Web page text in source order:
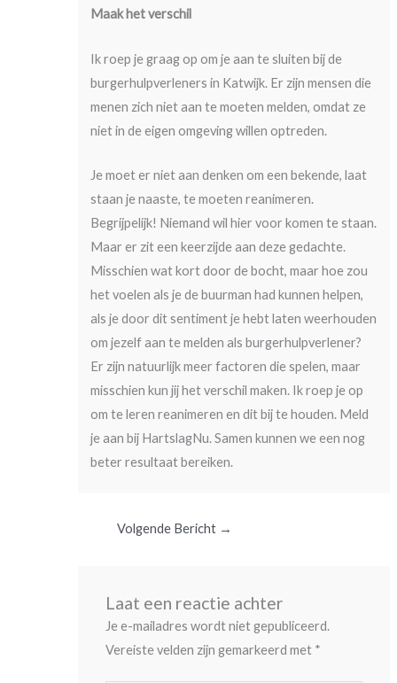
Maak het verschil
Ik roep je graag op om je aan te sluiten bij de
burgerhulpverleners in Katwijk. Er zijn mensen die
menen zich niet aan te moeten melden, omdat ze
niet in de eigen omgeving willen optreden.
Je moet er niet aan denken om een bekende, laat
staan je naaste, te moeten reanimeren.
Begrijpelijk! Niemand wil hier voor komen te staan.
Maar er zit een keerzijde aan deze gedachte.
Misschien wat kort door de bocht, maar hoe zou
het voelen als je de buurman had kunnen helpen,
als je door dit sentiment je hebt laten weerhouden
om jezelf aan te melden als burgerhulpverlener?
Er zijn natuurlijk meer factoren die spelen, maar
misschien kun jij het verschil maken. Ik roep je op
om te leren reanimeren en dit bij te houden. Meld
je aan bij HartslagNu. Samen kunnen we een nog
beter resultaat bereiken.
Volgende Bericht →
Laat een reactie achter
Je e-mailadres wordt niet gepubliceerd.
Vereiste velden zijn gemarkeerd met *